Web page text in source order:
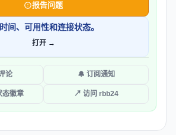
报告问题
间、可用性和连接状态。
打开 →
论 🔔 订阅通知
态徽章 ↗ 访问 rbb24